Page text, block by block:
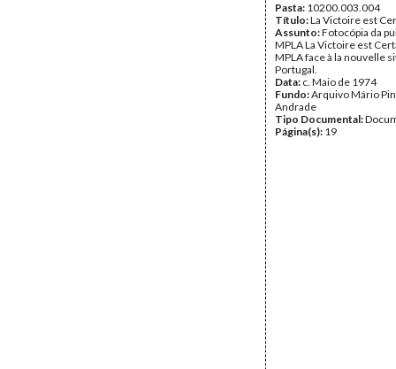
Pasta: 10200.003.004
Título:La Victoire est
Assunto:Fotocópia da
MPLA La Victoire est
MPLA face à la nouvelle
Portugal.
Data: c. Maio de 1974
Fundo:Arquivo Mário
Andrade
Tipo Documental:
Página(s): 19